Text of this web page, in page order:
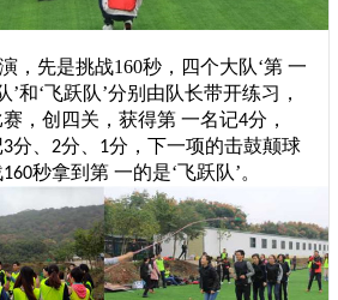
，先是挑战160秒，四个大队‘第 一
’和‘飞跃队’分别由队长带开练习，
，创四关，获得第 一名记4分，
3分、 2分、 1分，下一项的击鼓颠球
160秒拿到第 一的是‘飞跃队’。